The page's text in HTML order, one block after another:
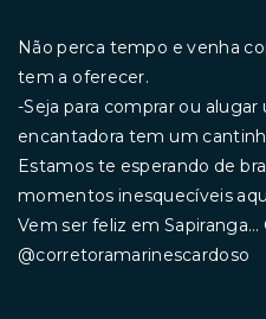
Não perca tempo e venha
tem a oferecer.
-Seja para comprar ou
encantadora tem um
Estamos te esperando de
momentos inesquecíveis
Vem ser feliz em
@corretoramarinescardoso